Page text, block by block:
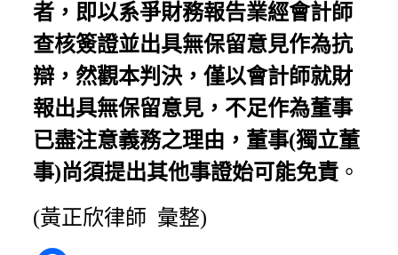
者，即以系爭財務報告業經會計師
查核簽證並出具無保留意見作為抗
辯，然觀本判決，僅以會計師就財
報出具無保留意見，不足作為董事
已盡注意義務之理由，董事(獨立董
事)尚須提出其他事證始可能免責。
(黃正欣律師 彙整)